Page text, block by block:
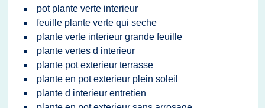
pot plante verte interieur
feuille plante verte qui seche
plante verte interieur grande feuille
plante vertes d interieur
plante pot exterieur terrasse
plante en pot exterieur plein soleil
plante d interieur entretien